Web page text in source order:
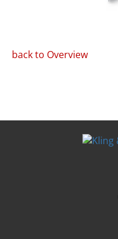
back to Overview